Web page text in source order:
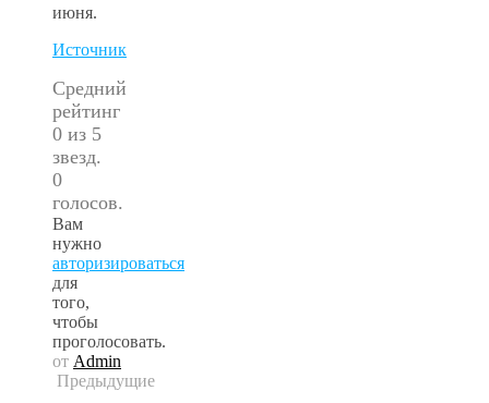
июня.
Источник
Средний
рейтинг
0 из 5
звезд.
0
голосов.
Вам
нужно
авторизироваться
для
того,
чтобы
проголосовать.
от Admin
Предыдущие